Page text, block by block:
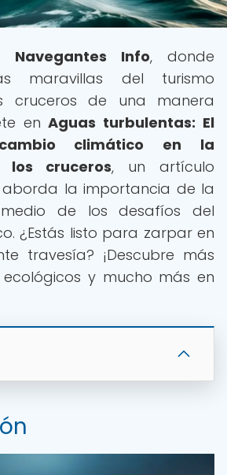
Navegantes Info, donde
maravillas del turismo
cruceros de una manera
enAguas turbulentas: El
climático en la
los cruceros, un artículo
la importancia de la
de los desafíos del
¿Estás listo para zarpar en
travesía? ¡Descubre más
y mucho más en